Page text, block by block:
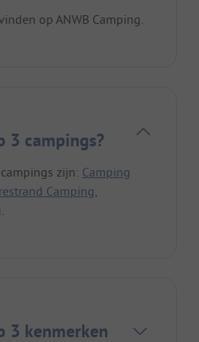
op ANWB Camping.
3 campings?
zijn: Camping
Camping,
.
3 kenmerken